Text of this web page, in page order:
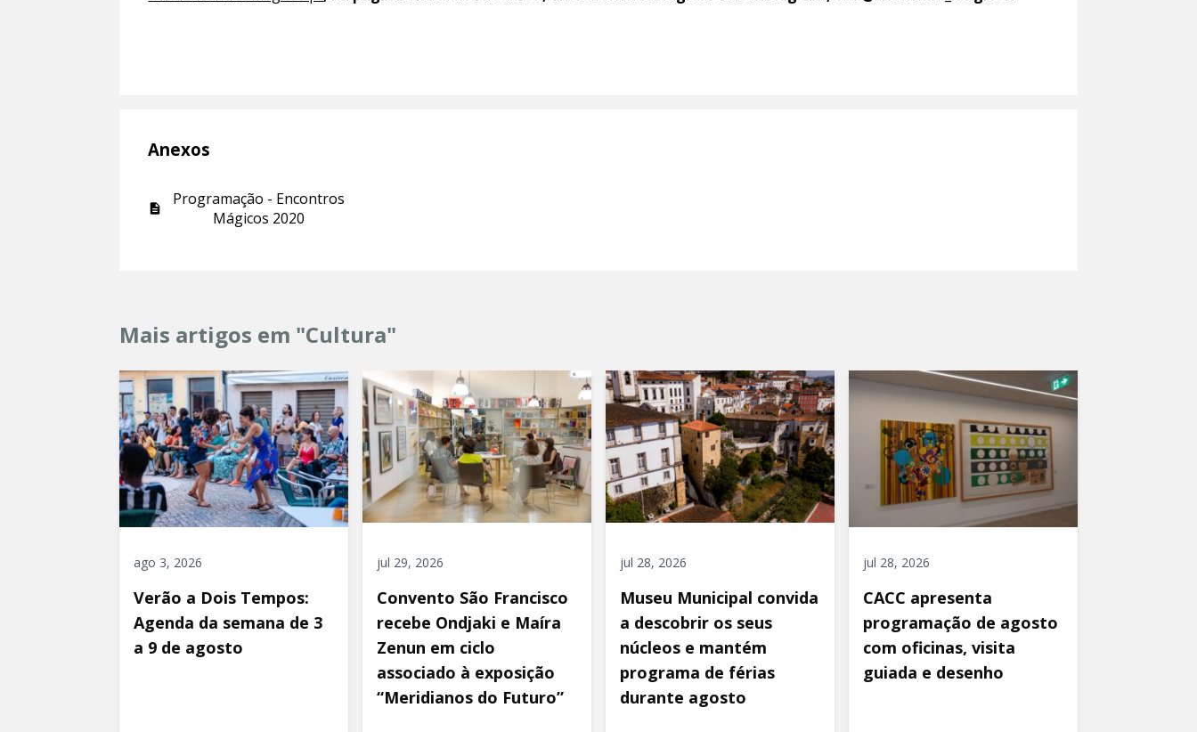
Anexos
Programação - Encontros
Mágicos 2020
Mais artigos em "Cultura"
ago 3, 2026
Verão a Dois Tempos:
Agenda da semana de 3
a 9 de agosto
jul 29, 2026
Convento São Francisco
recebe Ondjaki e Maíra
Zenun em ciclo
associado à exposição
“Meridianos do Futuro”
jul 28, 2026
Museu Municipal convida
a descobrir os seus
núcleos e mantém
programa de férias
durante agosto
jul 28, 2026
CACC apresenta
programação de agosto
com oficinas, visita
guiada e desenho